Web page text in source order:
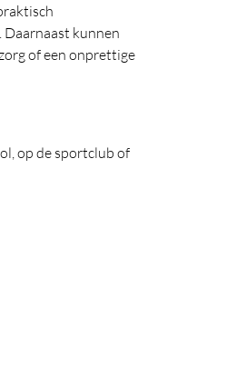
kunnen
of een onprettige
op de sportclub of